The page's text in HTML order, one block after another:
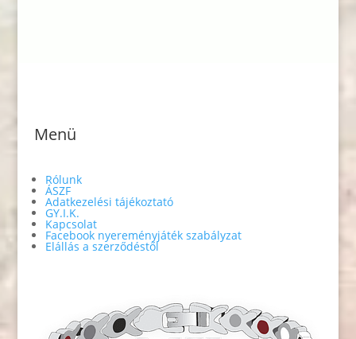
Menü
Rólunk
ÁSZF
Adatkezelési tájékoztató
GY.I.K.
Kapcsolat
Facebook nyereményjáték szabályzat
Elállás a szerződéstől